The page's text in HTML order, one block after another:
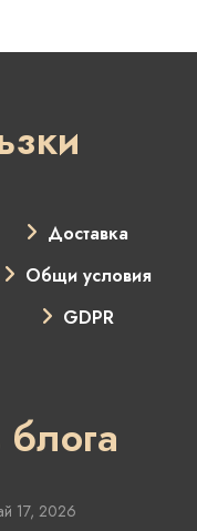
Доставка
Общи условия
GDPR
17, 2026